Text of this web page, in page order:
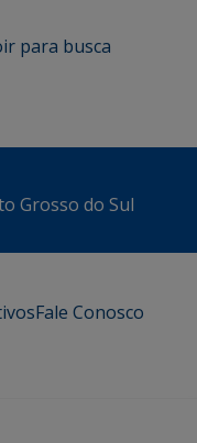
ir para busca
Grosso do Sul
Fale Conosco